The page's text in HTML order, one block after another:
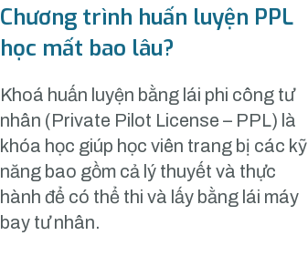
Chương trình huấn luyện PPL
học mất bao lâu?
Khoá huấn luyện bằng lái phi công tư
nhân (Private Pilot License – PPL) là
khóa học giúp học viên trang bị các kỹ
năng bao gồm cả lý thuyết và thực
hành để có thể thi và lấy bằng lái máy
bay tư nhân.